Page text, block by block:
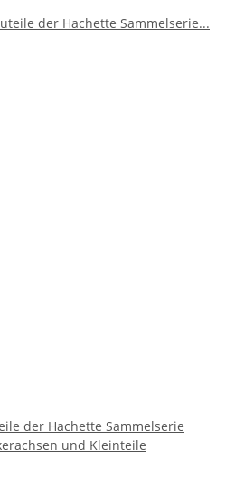
der Hachette Sammelserie
und Kleinteile